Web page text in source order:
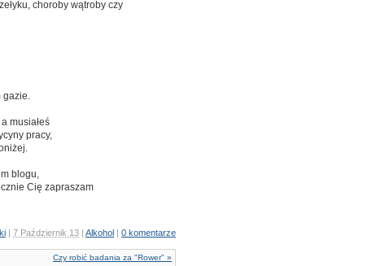
choroby wątroby czy
gazie.
musiałeś
pracy,
blogu,
Cię zapraszam
| 7 Październik 13 | Alkohol | 0 komentarze
Czy robić badania za "Rower" »